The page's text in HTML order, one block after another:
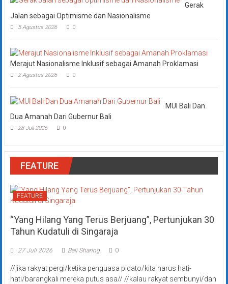
Gerak
Jalan sebagai Optimisme dan Nasionalisme
5 Agustus 2026 0
Merajut Nasionalisme Inklusif sebagai Amanah Proklamasi
2 Agustus 2026 0
MUI Bali Dan
Dua Amanah Dari Gubernur Bali
28 Juli 2026 0
FEATURE
FEATURE
“Yang Hilang Yang Terus Berjuang”, Pertunjukan 30
Tahun Kudatuli di Singaraja
27 Juli 2026 Bali Sharing 0
//jika rakyat pergi/ketika penguasa pidato/kita harus hati-
hati/barangkali mereka putus asa// //kalau rakyat sembunyi/dan